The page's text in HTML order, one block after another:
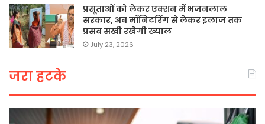
प्रसूताओं को लेकर एक्शन में भजनलाल
सरकार, अब मॉनिटरिंग से लेकर इलाज तक
प्रसव सखी रखेगी ख्याल
July 23, 2026
जरा हटके